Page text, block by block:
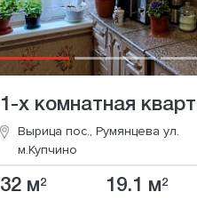
1-х комнатная
Вырица пос., Румянцева ул.
м.Купчино
32 м2 19.1 м2